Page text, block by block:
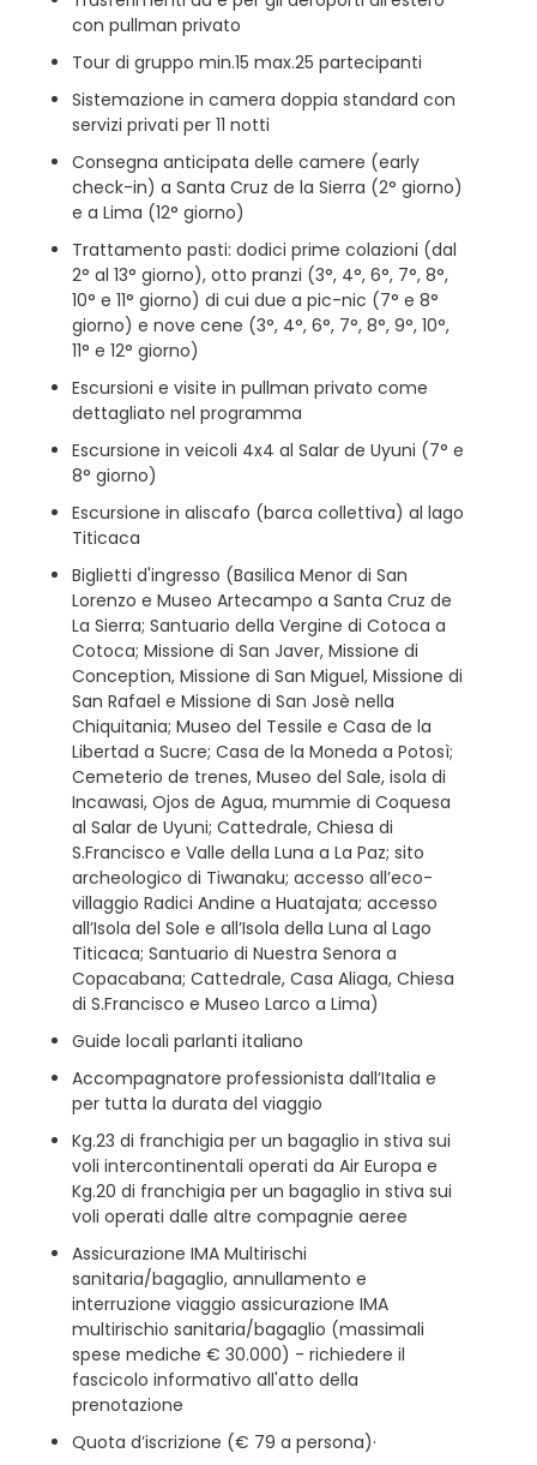
con pullman privato
Tour di gruppo min.15 max.25 partecipanti
Sistemazione in camera doppia standard con
servizi privati per 11 notti
Consegna anticipata delle camere (early
check-in) a Santa Cruz de la Sierra (2° giorno)
e a Lima (12° giorno)
Trattamento pasti: dodici prime colazioni (dal
2° al 13° giorno), otto pranzi (3°, 4°, 6°, 7°, 8°,
10° e 11° giorno) di cui due a pic-nic (7° e 8°
giorno) e nove cene (3°, 4°, 6°, 7°, 8°, 9°, 10°,
11° e 12° giorno)
Escursioni e visite in pullman privato come
dettagliato nel programma
Escursione in veicoli 4x4 al Salar de Uyuni (7° e
8° giorno)
Escursione in aliscafo (barca collettiva) al lago
Titicaca
Biglietti d'ingresso (Basilica Menor di San
Lorenzo e Museo Artecampo a Santa Cruz de
La Sierra; Santuario della Vergine di Cotoca a
Cotoca; Missione di San Javer, Missione di
Conception, Missione di San Miguel, Missione di
San Rafael e Missione di San Josè nella
Chiquitania; Museo del Tessile e Casa de la
Libertad a Sucre; Casa de la Moneda a Potosì;
Cemeterio de trenes, Museo del Sale, isola di
Incawasi, Ojos de Agua, mummie di Coquesa
al Salar de Uyuni; Cattedrale, Chiesa di
S.Francisco e Valle della Luna a La Paz; sito
archeologico di Tiwanaku; accesso all’eco-
villaggio Radici Andine a Huatajata; accesso
all’Isola del Sole e all’Isola della Luna al Lago
Titicaca; Santuario di Nuestra Senora a
Copacabana; Cattedrale, Casa Aliaga, Chiesa
di S.Francisco e Museo Larco a Lima)
Guide locali parlanti italiano
Accompagnatore professionista dall’Italia e
per tutta la durata del viaggio
Kg.23 di franchigia per un bagaglio in stiva sui
voli intercontinentali operati da Air Europa e
Kg.20 di franchigia per un bagaglio in stiva sui
voli operati dalle altre compagnie aeree
Assicurazione IMA Multirischi
sanitaria/bagaglio, annullamento e
interruzione viaggio assicurazione IMA
multirischio sanitaria/bagaglio (massimali
spese mediche € 30.000) - richiedere il
fascicolo informativo all'atto della
prenotazione
Quota d’iscrizione (€ 79 a persona)·